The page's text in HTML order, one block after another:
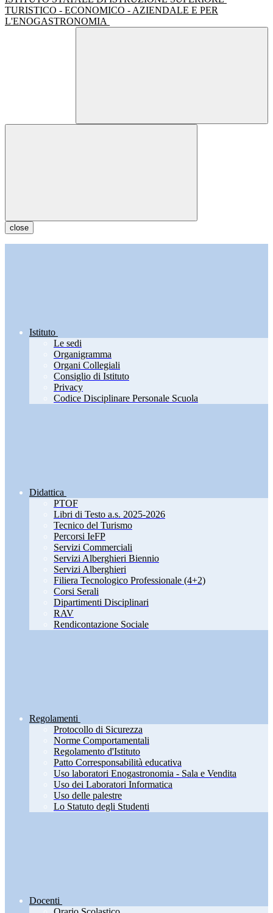
TURISTICO - ECONOMICO - AZIENDALE E PER
L'ENOGASTRONOMIA
close
Istituto
Le sedi
Organigramma
Organi Collegiali
Consiglio di Istituto
Privacy
Codice Disciplinare Personale Scuola
Didattica
PTOF
Libri di Testo a.s. 2025-2026
Tecnico del Turismo
Percorsi IeFP
Servizi Commerciali
Servizi Alberghieri Biennio
Servizi Alberghieri
Filiera Tecnologico Professionale (4+2)
Corsi Serali
Dipartimenti Disciplinari
RAV
Rendicontazione Sociale
Regolamenti
Protocollo di Sicurezza
Norme Comportamentali
Regolamento d'Istituto
Patto Corresponsabilità educativa
Uso laboratori Enogastronomia - Sala e Vendita
Uso dei Laboratori Informatica
Uso delle palestre
Lo Statuto degli Studenti
Docenti